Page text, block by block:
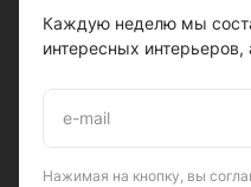
Каждую неделю мы
интересных интерьеров,
Нажимая на кнопку, вы